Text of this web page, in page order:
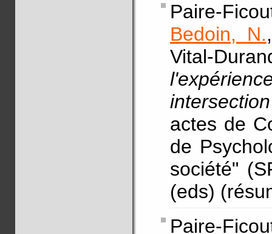
Paire-
Bedoin, N.
Vital-
actes de
de
société"
(eds)
Paire-